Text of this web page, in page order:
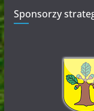
Sponsorzy